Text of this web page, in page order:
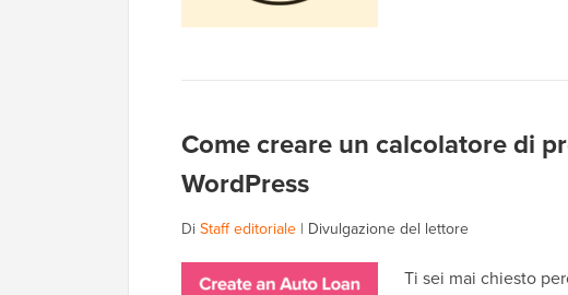
Come creare un calcolatore di
WordPress
Di Staff editoriale | Divulgazione del lettore
Ti sei mai chiesto